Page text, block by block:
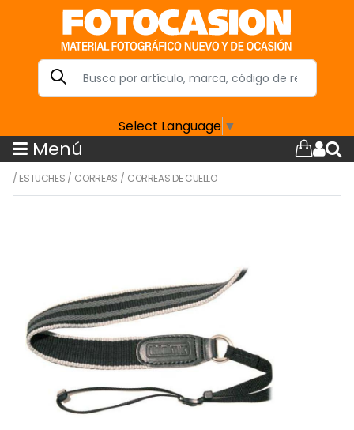
Select Language ▼
Menú
/ ESTUCHES / CORREAS / CORREAS DE CUELLO